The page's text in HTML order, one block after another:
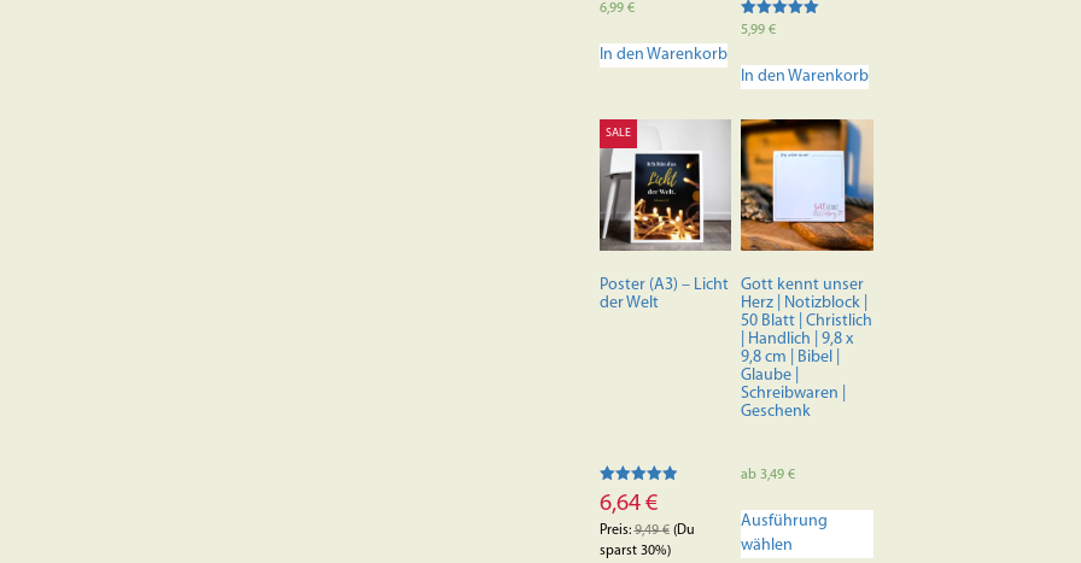
6,99 €
In den Warenkorb
Bewertet mit
5,99€
In den Warenkorb
SALE
Poster (A3) – Licht
der Welt
Bewertet mit
5.00
von 5
6,64 €
Preis:9,49€(Du
sparst 30%)
Gott kennt unser
Herz | Notizblock |
50 Blatt | Christlich
| Handlich | 9,8 x
9,8 cm | Bibel |
Glaube |
Schreibwaren |
Geschenk
ab3,49€
Ausführung
wählen